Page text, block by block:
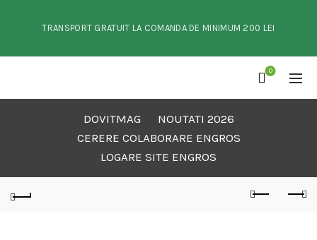
TRANSPORT GRATUIT LA COMANDA DE MINIMUM 200 LEI
0
DOVITMAG
NOUTATI 2026
CERERE COLABORARE ENGROS
LOGARE SITE ENGROS